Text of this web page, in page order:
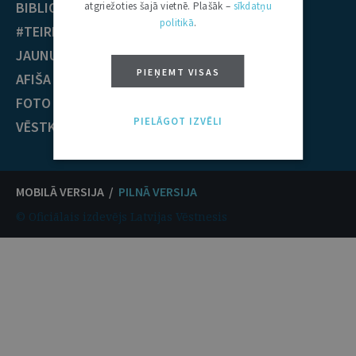
BIBLIOTĒKA
#TEIRDARBS
JAUNUMI
AFIŠA
FOTO / VIDEO
VĒSTKOPA
Krimināltiesības
TIESĪBU PRAKSE
EST nolēmumi
ECT nolēmumi
MOBILĀ VERSIJA / PILNĀ VERSIJA
© Oficiālais izdevējs Latvijas Vēstnesis
atgriežoties šajā vietnē. Plašāk – sīkdatņu
politikā.
PIEŅEMT VISAS
PIELĀGOT IZVĒLI